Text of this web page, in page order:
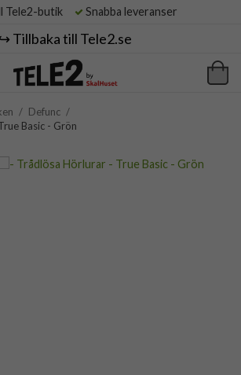
Tele2-butik Snabba leveranser
↪️ Tillbaka till Tele2.se
/ Defunc /
Basic - Grön